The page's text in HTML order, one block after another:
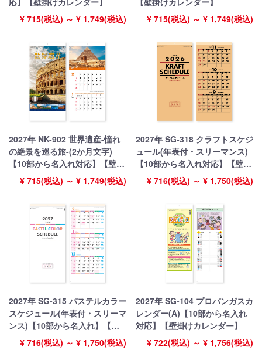
¥ 715(税込) ～ ¥ 1,749(税込)
¥ 715(税込) ～ ¥ 1,749(税込)
2027年 NK-902 世界遺産-憧れ
の絶景を巡る旅-(2か月文字)
【10部から名入れ対応】【壁掛
けカレンダー】
¥ 715(税込) ～ ¥ 1,749(税込)
2027年 SG-318 クラフトスケジ
ュール(年表付・スリーマンス)
【10部から名入れ対応】【壁掛
けカレンダー】
¥ 716(税込) ～ ¥ 1,750(税込)
2027年 SG-315 パステルカラー
スケジュール(年表付・スリーマ
ンス)【10部から名入れ】【壁
掛けカレンダー】
¥ 716(税込) ～ ¥ 1,750(税込)
2027年 SG-104 プロパンガスカ
レンダー(A)【10部から名入れ
対応】【壁掛けカレンダー】
¥ 722(税込) ～ ¥ 1,756(税込)